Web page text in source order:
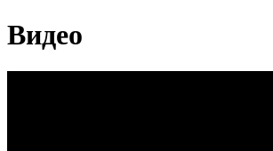
Видео